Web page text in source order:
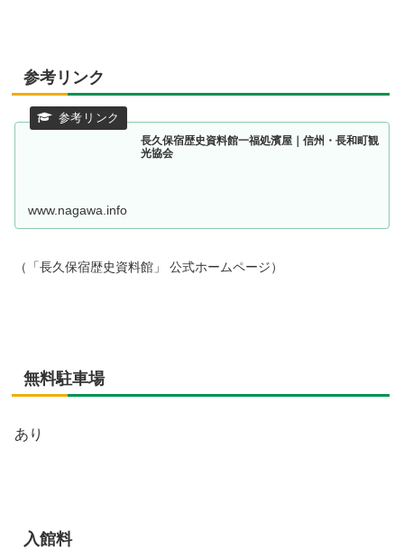
参考リンク
長久保宿歴史資料館一福処濱屋｜信州・長和町観
光協会
www.nagawa.info
（「長久保宿歴史資料館」 公式ホームページ）
無料駐車場
あり
入館料